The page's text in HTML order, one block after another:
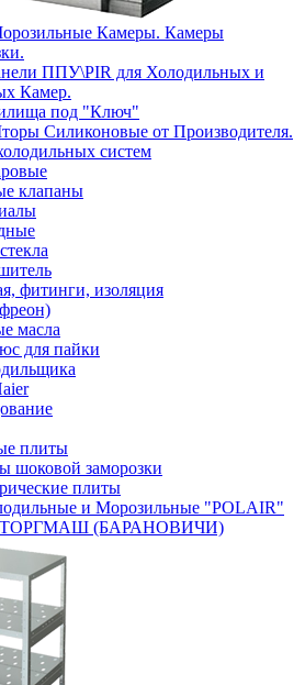
Камеры. Камеры
ППУ\PIR для Холодильных и
Камер.
под "Ключ"
Силиконовые от Производителя.
систем
клапаны
фитинги, изоляция
масла
для пайки
плиты
шоковой заморозки
плиты
и Морозильные "POLAIR"
ТОРГМАШ (БАРАНОВИЧИ)